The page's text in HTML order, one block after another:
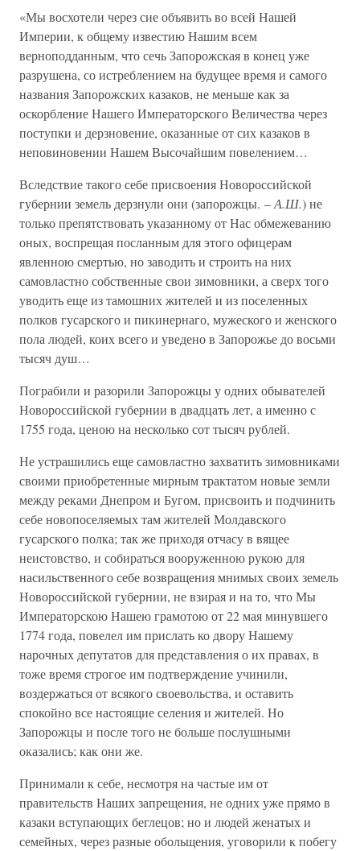
«Мы восхотели через сие объявить во всей Нашей
Империи, к общему известию Нашим всем
верноподданным, что сечь Запорожская в конец уже
разрушена, со истреблением на будущее время и самого
названия Запорожских казаков, не меньше как за
оскорбление Нашего Императорского Величества через
поступки и дерзновение, оказанные от сих казаков в
неповиновении Нашем Высочайшим повелением…
Вследствие такого себе присвоения Новороссийской
губернии земель дерзнули они (запорожцы. –А.Ш.) не
только препятствовать указанному от Нас обмежеванию
оных, воспрещая посланным для этого офицерам
явленною смертью, но заводить и строить на них
самовластно собственные свои зимовники, а сверх того
уводить еще из тамошних жителей и из поселенных
полков гусарского и пикинернаго, мужеского и женского
пола людей, коих всего и уведено в Запорожье до восьми
тысяч душ…
Пограбили и разорили Запорожцы у одних обывателей
Новороссийской губернии в двадцать лет, а именно с
1755 года, ценою на несколько сот тысяч рублей.
Не устрашились еще самовластно захватить зимовниками
своими приобретенные мирным трактатом новые земли
между реками Днепром и Бугом, присвоить и подчинить
себе новопоселяемых там жителей Молдавского
гусарского полка; так же приходя отчасу в вящее
неистовство, и собираться вооруженною рукою для
насильственного себе возвращения мнимых своих земель
Новороссийской губернии, не взирая и на то, что Мы
Императорскою Нашею грамотою от 22 мая минувшего
1774 года, повелел им прислать ко двору Нашему
нарочных депутатов для представления о их правах, в
тоже время строгое им подтверждение учинили,
воздержаться от всякого своевольства, и оставить
спокойно все настоящие селения и жителей. Но
Запорожцы и после того не больше послушными
оказались; как они же.
Принимали к себе, несмотря на частые им от
правительств Наших запрещения, не одних уже прямо в
казаки вступающих беглецов; но и людей женатых и
семейных, через разные обольщения, уговорили к побегу